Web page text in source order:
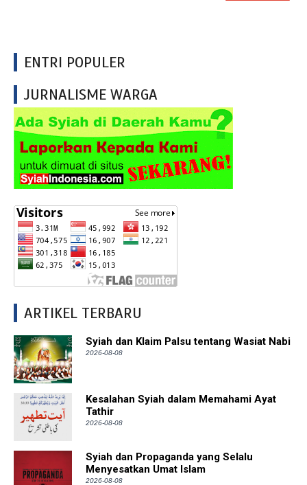
ENTRI POPULER
JURNALISME WARGA
ARTIKEL TERBARU
Syiah dan Klaim Palsu tentang Wasiat Nabi
2026-08-08
Kesalahan Syiah dalam Memahami Ayat
Tathir
2026-08-08
Syiah dan Propaganda yang Selalu
Menyesatkan Umat Islam
2026-08-08